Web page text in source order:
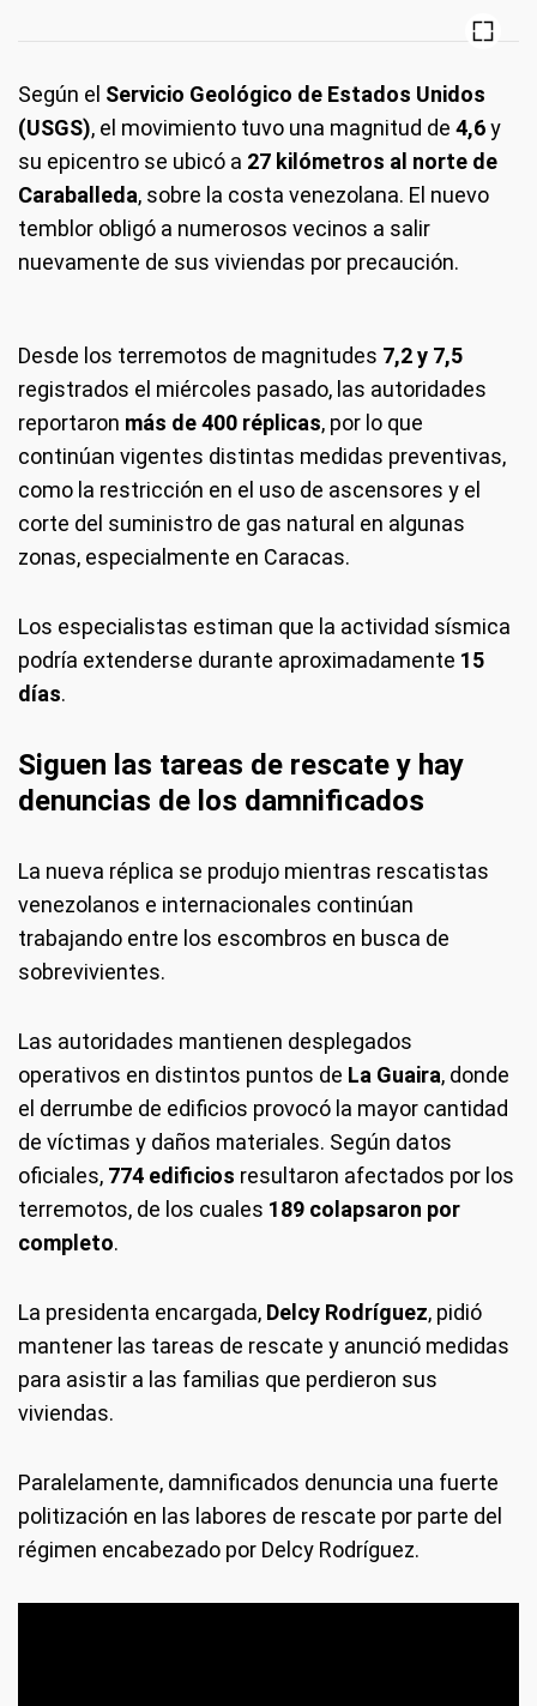
Según el Servicio Geológico de Estados Unidos
(USGS), el movimiento tuvo una magnitud de 4,6y
su epicentro se ubicó a 27 kilómetros al norte de
Caraballeda, sobre la costa venezolana. El nuevo
temblor obligó a numerosos vecinos a salir
nuevamente de sus viviendas por precaución.
Desde los terremotos de magnitudes 7,2 y 7,5
registrados el miércoles pasado, las autoridades
reportaron más de 400 réplicas, por lo que
continúan vigentes distintas medidas preventivas,
como la restricción en el uso de ascensores y el
corte del suministro de gas natural en algunas
zonas, especialmente en Caracas.
Los especialistas estiman que la actividad sísmica
podría extenderse durante aproximadamente 15
días.
Siguen las tareas de rescate y hay
denuncias de los damnificados
La nueva réplica se produjo mientras rescatistas
venezolanos e internacionales continúan
trabajando entre los escombros en busca de
sobrevivientes.
Las autoridades mantienen desplegados
operativos en distintos puntos de La Guaira, donde
el derrumbe de edificios provocó la mayor cantidad
de víctimas y daños materiales. Según datos
oficiales, 774 edificios resultaron afectados por los
terremotos, de los cuales 189 colapsaron por
completo.
La presidenta encargada, Delcy Rodríguez, pidió
mantener las tareas de rescate y anunció medidas
para asistir a las familias que perdieron sus
viviendas.
Paralelamente, damnificados denuncia una fuerte
politización en las labores de rescate por parte del
régimen encabezado por Delcy Rodríguez.